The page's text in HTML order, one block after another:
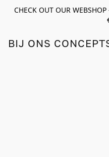
CHECK OUT OUR
BIJ ONS